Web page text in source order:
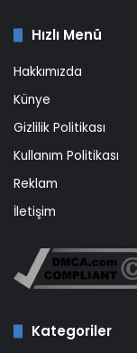
Hızlı Menü
Hakkımızda
Künye
Gizlilik Politikası
Kullanım Politikası
Reklam
İletişim
Kategoriler